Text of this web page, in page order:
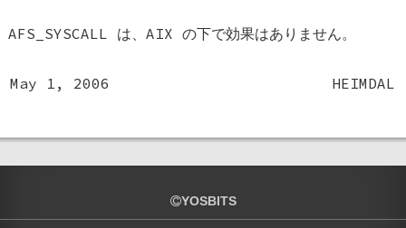
AFS_SYSCALL は、AIX の下で効果はありません。
May 1, 2006 HEIMDAL
YOSBITS